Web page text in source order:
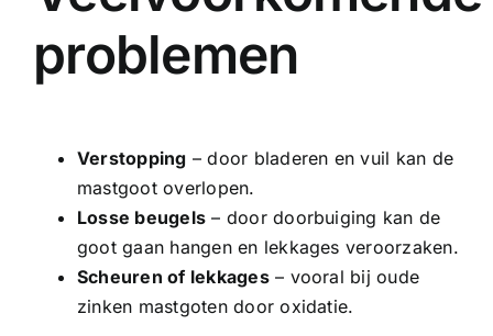
problemen
Verstopping – door bladeren en vuil kan de
mastgoot overlopen.
Losse beugels – door doorbuiging kan de
goot gaan hangen en lekkages veroorzaken.
Scheuren of lekkages– vooral bij oude
zinken mastgoten door oxidatie.